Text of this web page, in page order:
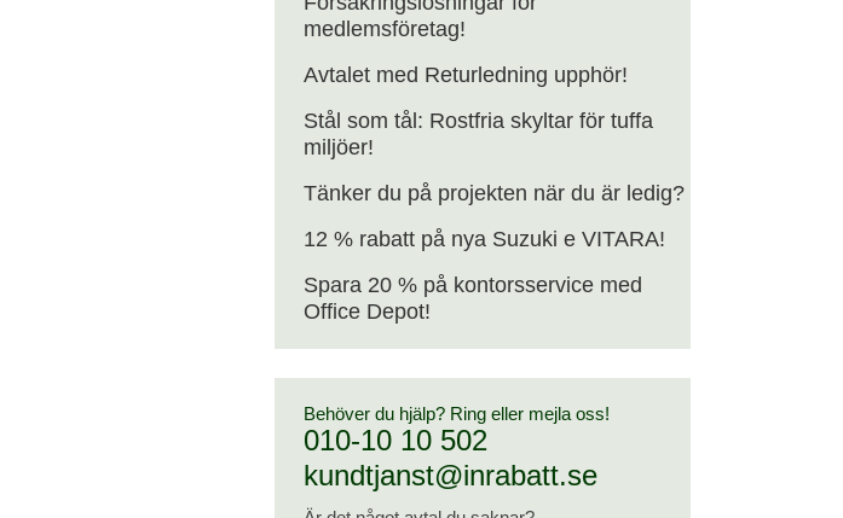
medlemsföretag!
Avtalet med Returledning upphör!
Stål som tål: Rostfria skyltar för tuffa
miljöer!
Tänker du på projekten när du är ledig?
12 % rabatt på nya Suzuki e VITARA!
Spara 20 % på kontorsservice med
Office Depot!
Behöver du hjälp? Ring eller mejla oss!
010-10 10 502
kundtjanst@inrabatt.se